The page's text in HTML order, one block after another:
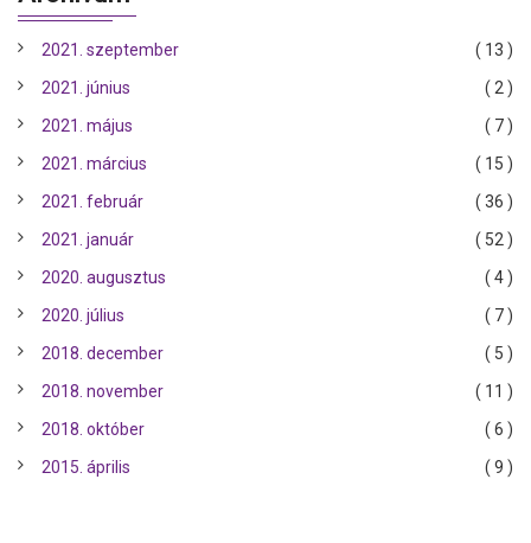
2021. szeptember
( 13 )
2021. június
( 2 )
2021. május
( 7 )
2021. március
( 15 )
2021. február
( 36 )
2021. január
( 52 )
2020. augusztus
( 4 )
2020. július
( 7 )
2018. december
( 5 )
2018. november
( 11 )
2018. október
( 6 )
2015. április
( 9 )